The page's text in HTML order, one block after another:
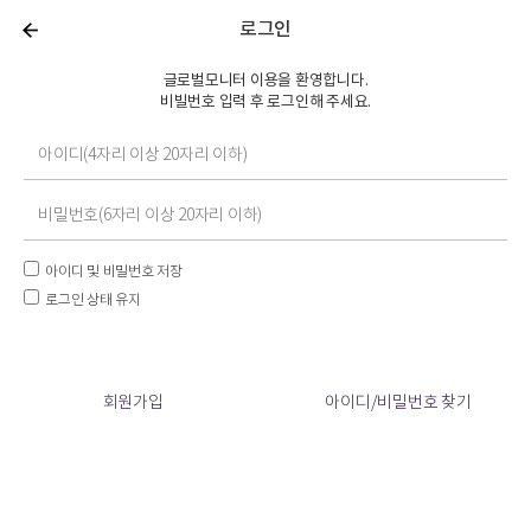
로그인
글로벌모니터 이용을 환영합니다.
비빌번호 입력 후 로그인해 주세요.
아이디 및 비밀번호 저장
로그인 상태 유지
회원가입 아이디/비밀번호 찾기